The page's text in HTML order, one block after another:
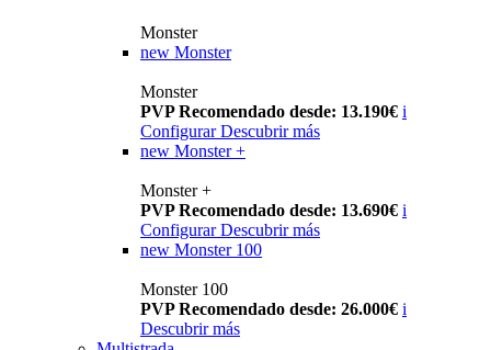
Monster
new Monster
Monster
PVP Recomendado desde: 13.190€ i
Configurar Descubrir más
new Monster +
Monster +
PVP Recomendado desde: 13.690€ i
Configurar Descubrir más
new Monster 100
Monster 100
PVP Recomendado desde: 26.000€ i
Descubrir más